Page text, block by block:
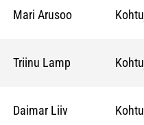
Mari Arusoo
Triinu Lamp
Daimar Liiv